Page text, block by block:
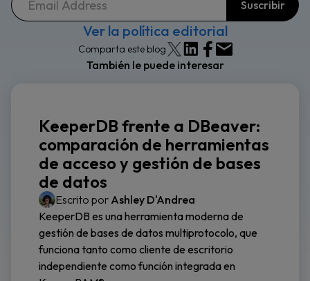
Ver la política editorial
Comparta este blog
También le puede interesar
KeeperDB frente a DBeaver:
comparación de herramientas
de acceso y gestión de bases
de datos
Escrito por Ashley D'Andrea
KeeperDB es una herramienta moderna de
gestión de bases de datos multiprotocolo, que
funciona tanto como cliente de escritorio
independiente como función integrada en